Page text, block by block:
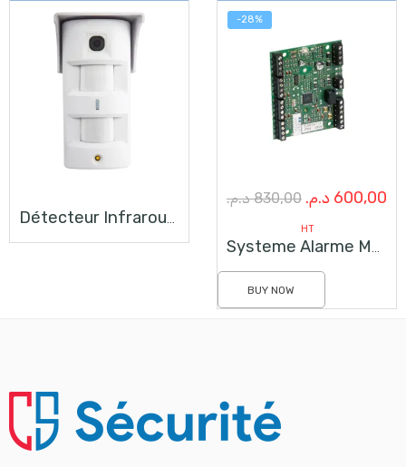
Détecteur Infrarouge D’extérieur Avec Caméra Caché
-28%
830,00 د.م.
Le
prix
initial
830,00 د.م..
600,00 د.م.
HT
Systeme Alarme Maroc Pour La Centrale MP500
BUY NOW